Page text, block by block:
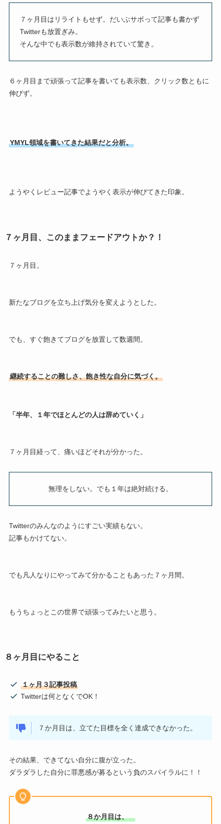
７ヶ月目はリライトもせず。だいぶサボって記事も書かず
Twitterも放置ぎみ。
そんな中でも表示数が維持されていて驚き。
６ヶ月目まで頑張って記事を書いても表示数、クリック数ともに
伸びず。
YMYL領域を書いてきた結果だと分析。
ようやくレビュー記事でようやく表示が伸びてきた印象。
７ヶ月目、このままフェードアウトか？！
７ヶ月目。
新たなブログを立ち上げ気分を変えようとした。
でも、すぐ飽きてブログを放置して数週間。
継続することの難しさ、飽き性な自分に気づく。
「半年、１年でほとんどの人は辞めていく」
７ヶ月目経って、痛いほどそれが分かった。
無理をしない。でも１年は絶対続ける。
Twitterのみんなのようにすごい実績もない。
記事もかけてない。
でも凡人なりにやってみて分かることもあった７ヶ月間。
もうちょっとこの世界で頑張ってみたいと思う。
８ヶ月目にやること
１ヶ月３記事投稿
Twitterは何となくでOK！
７か月目は、立てた目標を全く達成できなかった。
その結果、できてない自分に腹が立った。
ダラダラした自分に罪悪感が募るという負のスパイラルに！！
８か月目は、